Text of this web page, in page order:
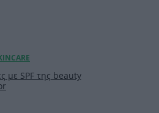
με SPF της beauty